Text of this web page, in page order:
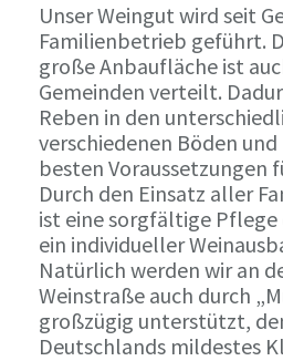
Unser Weingut wird seit
Familienbetrieb geführt.
große Anbaufläche ist
Gemeinden verteilt.
Reben in den
verschiedenen Böden
besten Voraussetzungen
Durch den Einsatz aller
ist eine sorgfältige Pflege
ein individueller
Natürlich werden wir an
Weinstraße auch durch
großzügig unterstützt,
Deutschlands mildestes